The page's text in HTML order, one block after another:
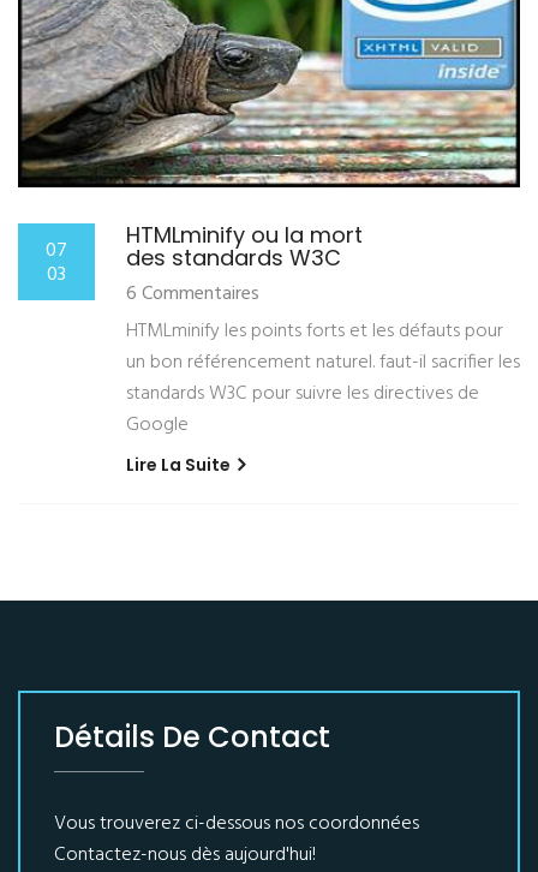
07
03
HTMLminify ou la mort
des standards W3C
6 Commentaires
HTMLminify les points forts et les défauts pour
un bon référencement naturel. faut-il sacrifier les
standards W3C pour suivre les directives de
Google
Lire La Suite
Détails De Contact
Vous trouverez ci-dessous nos coordonnées
Contactez-nous dès aujourd'hui!